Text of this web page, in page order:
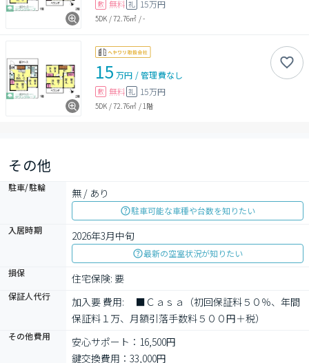
敷 無料 礼 15万円
5DK /72.76㎡ /-
15 万円 /管理費なし
敷 無料 礼 15万円
5DK /72.76㎡ /1階
その他
駐車/駐輪 無 / あり
駐車可能な車種や台数を知りたい
入居時期
2026年3月中旬
最新の空室状況が知りたい
損保
住宅保険: 要
保証人代行
加入要 費用: 　■Ｃａｓａ（初回保証料５０％、年間
保証料１万、月額引落手数料５００円＋税）
その他費用
安心サポート：16,500円
鍵交換費用：33,000円